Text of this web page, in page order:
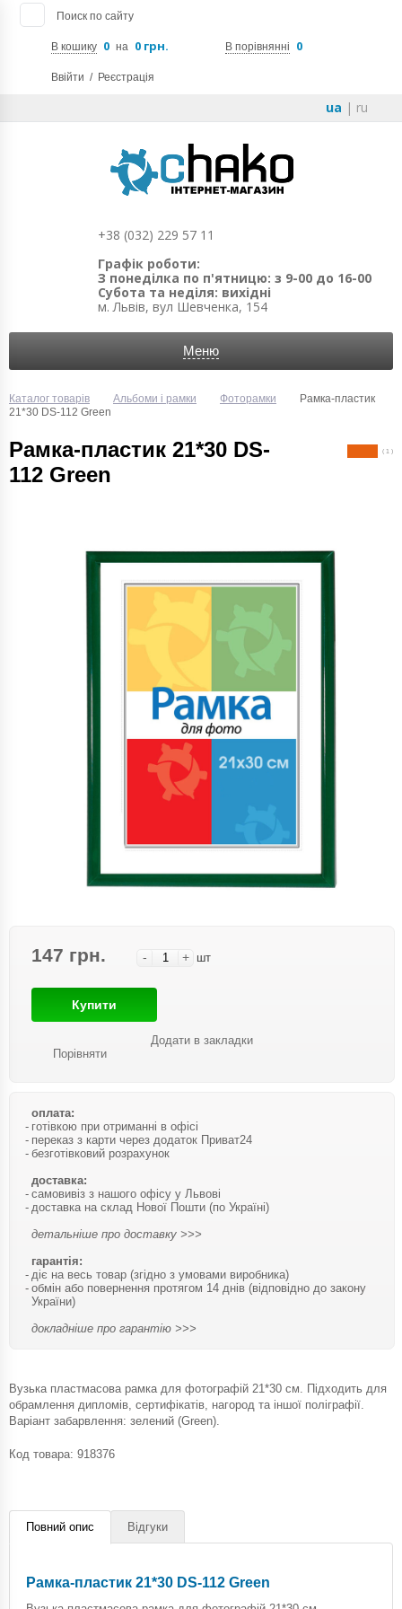
Поиск по сайту
В кошику 0 на 0 грн. В порівнянні 0
Ввійти / Реєстрація
ua | ru
+38 (032) 229 57 11
Графік роботи:
З понеділка по п'ятницю: з 9-00 до 16-00
Субота та неділя: вихідні
м. Львів, вул Шевченка, 154
Меню
Каталог товарів Альбоми і рамки Фоторамки
Рамка-пластик
21*30 DS-112 Green
Рамка-пластик 21*30 DS-
112 Green
( 1 )
147 грн. - + шт
Купити
Порівняти
Додати в закладки
оплата:
готівкою при отриманні в офісі
переказ з карти через додаток Приват24
безготівковий розрахунок
доставка:
самовивіз з нашого офісу у Львові
доставка на склад Нової Пошти (по Україні)
детальніше про доставку >>>
гарантія:
діє на весь товар (згідно з умовами виробника)
обмін або повернення протягом 14 днів (відповідно до закону
України)
докладніше про гарантію >>>
Вузька пластмасова рамка для фотографій 21*30 см. Підходить для
обрамлення дипломів, сертифікатів, нагород та іншої поліграфії.
Варіант забарвлення: зелений (Green).
Код товара: 918376
Повний опис Відгуки
Рамка-пластик 21*30 DS-112 Green